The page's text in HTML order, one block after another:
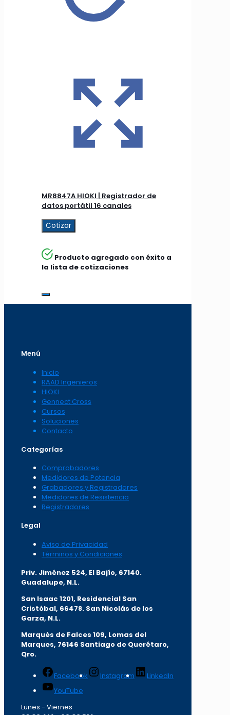
MR8847A HIOKI | Registrador de
datos portátil 16 canales
Cotizar
Producto agregado con éxito a
la lista de cotizaciones
Menú
Inicio
RAAD Ingenieros
HIOKI
Gennect Cross
Cursos
Soluciones
Contacto
Categorías
Comprobadores
Medidores de Potencia
Grabadores y Registradores
Medidores de Resistencia
Registradores
Legal
Aviso de Privacidad
Términos y Condiciones
Priv. Jiménez 524, El Bajío, 67140.
Guadalupe, N.L.
San Isaac 1201, Residencial San
Cristóbal, 66478. San Nicolás de los
Garza, N.L.
Marqués de Falces 109, Lomas del
Marques, 76146 Santiago de Querétaro,
Qro.
Facebook Instagram
LinkedIn
YouTube
Lunes - Viernes